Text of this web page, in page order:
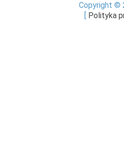
Copyright ©
[ Polityka